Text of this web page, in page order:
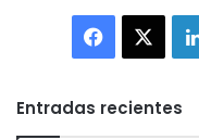
Facebook
Entradas recientes